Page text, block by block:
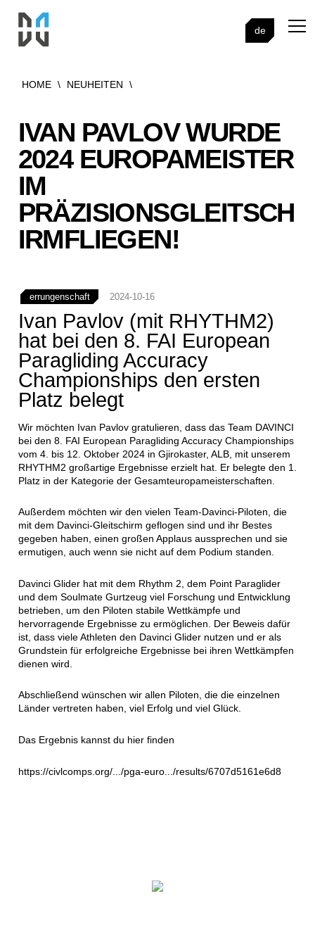
de
HOME \ NEUHEITEN \
IVAN PAVLOV WURDE
2024 EUROPAMEISTER
IM
PRÄZISIONSGLEITSCH
IRMFLIEGEN!
errungenschaft 2024-10-16
Ivan Pavlov (mit RHYTHM2)
hat bei den 8. FAI European
Paragliding Accuracy
Championships den ersten
Platz belegt
Wir möchten Ivan Pavlov gratulieren, dass das Team DAVINCI
bei den 8. FAI European Paragliding Accuracy Championships
vom 4. bis 12. Oktober 2024 in Gjirokaster, ALB, mit unserem
RHYTHM2 großartige Ergebnisse erzielt hat. Er belegte den 1.
Platz in der Kategorie der Gesamteuropameisterschaften.
Außerdem möchten wir den vielen Team-Davinci-Piloten, die
mit dem Davinci-Gleitschirm geflogen sind und ihr Bestes
gegeben haben, einen großen Applaus aussprechen und sie
ermutigen, auch wenn sie nicht auf dem Podium standen.
Davinci Glider hat mit dem Rhythm 2, dem Point Paraglider
und dem Soulmate Gurtzeug viel Forschung und Entwicklung
betrieben, um den Piloten stabile Wettkämpfe und
hervorragende Ergebnisse zu ermöglichen. Der Beweis dafür
ist, dass viele Athleten den Davinci Glider nutzen und er als
Grundstein für erfolgreiche Ergebnisse bei ihren Wettkämpfen
dienen wird.
Abschließend wünschen wir allen Piloten, die die einzelnen
Länder vertreten haben, viel Erfolg und viel Glück.
Das Ergebnis kannst du hier finden
https://civlcomps.org/.../pga-euro.../results/6707d5161e6d8